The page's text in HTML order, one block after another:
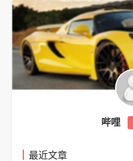
哔哩
最近文章